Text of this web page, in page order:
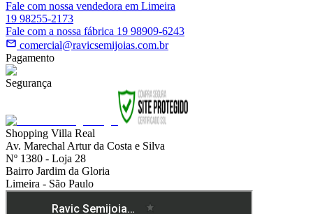
Fale com nossa vendedora em Limeira
19 98255-2173
Fale com a nossa fábrica 19 98909-6243
comercial@ravicsemijoias.com.br
Pagamento
Segurança
Shopping Villa Real
Av. Marechal Artur da Costa e Silva
Nº 1380 - Loja 28
Bairro Jardim da Gloria
Limeira - São Paulo